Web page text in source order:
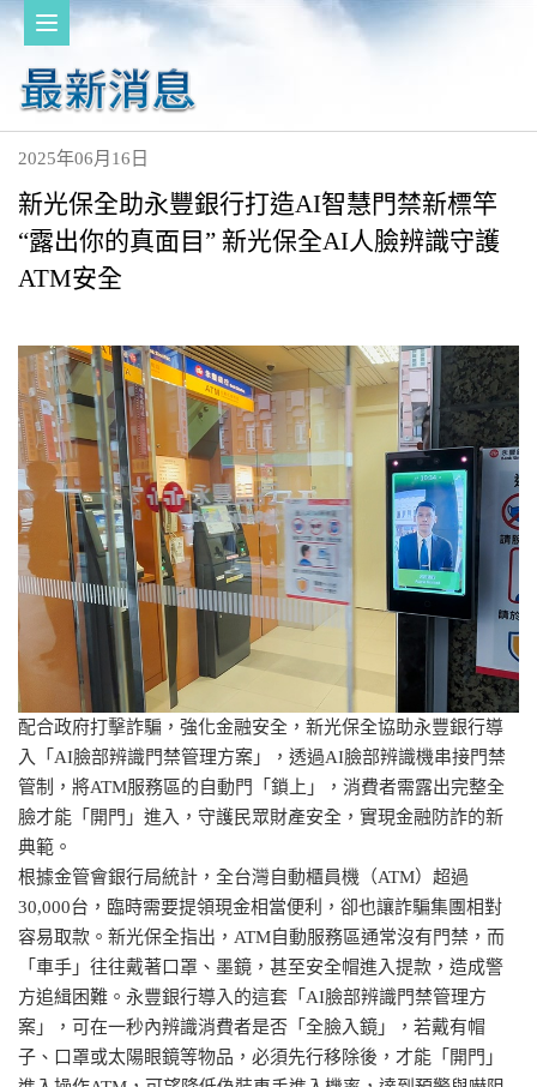
2025年06月16日
新光保全助永豐銀行打造AI智慧門禁新標竿
“露出你的真面目” 新光保全AI人臉辨識守護
ATM安全
配合政府打擊詐騙，強化金融安全，新光保全協助永豐銀行導
入「AI臉部辨識門禁管理方案」，透過AI臉部辨識機串接門禁
管制，將ATM服務區的自動門「鎖上」，消費者需露出完整全
臉才能「開門」進入，守護民眾財產安全，實現金融防詐的新
典範。
根據金管會銀行局統計，全台灣自動櫃員機（ATM）超過
30,000台，臨時需要提領現金相當便利，卻也讓詐騙集團相對
容易取款。新光保全指出，ATM自動服務區通常沒有門禁，而
「車手」往往戴著口罩、墨鏡，甚至安全帽進入提款，造成警
方追緝困難。永豐銀行導入的這套「AI臉部辨識門禁管理方
案」，可在一秒內辨識消費者是否「全臉入鏡」，若戴有帽
子、口罩或太陽眼鏡等物品，必須先行移除後，才能「開門」